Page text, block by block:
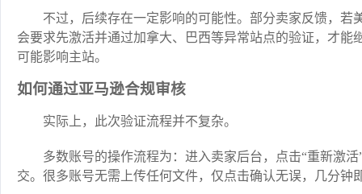
不过，后续存在一定影响的可能性。部分卖家反馈，
会要求先激活并通过加拿大、巴西等异常站点的验证，才
可能影响主站。
如何通过亚马逊合规审核
实际上，此次验证流程并不复杂。
多数账号的操作流程为：进入卖家后台，点击“重新激
交。很多账号无需上传任何文件，仅点击确认无误，几分钟